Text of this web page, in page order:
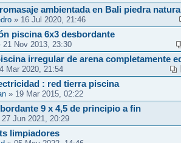
ambientada en Bali piedra
» 16 Jul 2020, 21:46
piscina 6x3 desbordante
21 Nov 2013, 23:30
irregular de arena completamente
Mar 2020, 21:54
: red tierra piscina
» 19 Mar 2015, 02:22
9 x 4,5 de principio a fin
27 Jun 2021, 20:29
limpiadores